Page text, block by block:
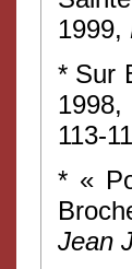
1999,
* Sur
113-
* «
Jean